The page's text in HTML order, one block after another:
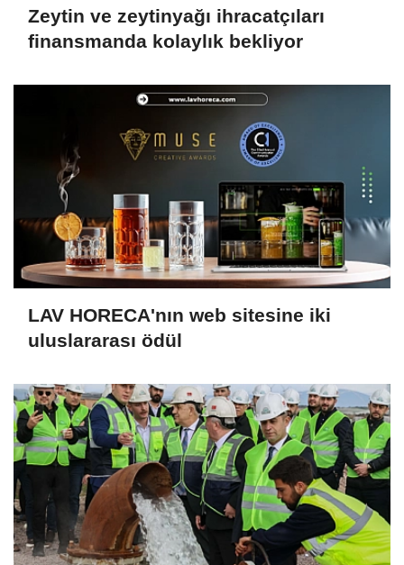
Zeytin ve zeytinyağı ihracatçıları
finansmanda kolaylık bekliyor
LAV HORECA'nın web sitesine iki
uluslararası ödül